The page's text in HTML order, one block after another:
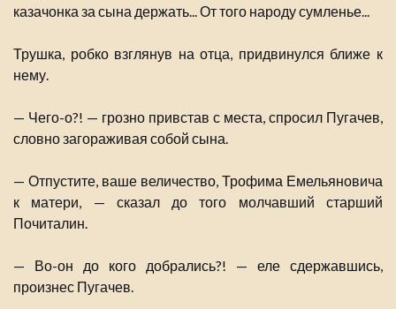
казачонка за сына держать... От того народу сумленье...
Трушка, робко взглянув на отца, придвинулся ближе к
нему.
— Чего-о?! — грозно привстав с места, спросил Пугачев,
словно загораживая собой сына.
— Отпустите, ваше величество, Трофима Емельяновича
к матери, — сказал до того молчавший старший
Почиталин.
— Во-он до кого добрались?! — еле сдержавшись,
произнес Пугачев.